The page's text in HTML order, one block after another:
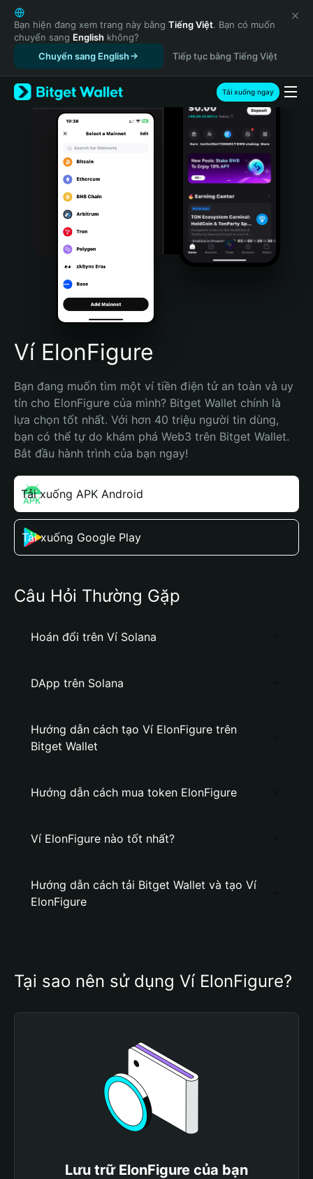
English
日本語
Tiếng Việt
Русский
Español (Latinoamérica)
Türkçe
Italiano
Português (Portugal)
Bahasa Indonesia
Português (Brasil)
Español (Argentina)
Bạn hiện đang xem trang này bằng Tiếng Việt. Bạn có muốn
chuyển sang English không?
Chuyển sang English
Tiếp tục bằng Tiếng Việt
Tải xuống ngay
Ví ElonFigure
Bạn đang muốn tìm một ví tiền điện tử an toàn và uy
tín cho ElonFigure của mình? Bitget Wallet chính là
lựa chọn tốt nhất. Với hơn 40 triệu người tin dùng,
bạn có thể tự do khám phá Web3 trên Bitget Wallet.
Bắt đầu hành trình của bạn ngay!
Tải xuống APK Android
Tải xuống Google Play
Câu Hỏi Thường Gặp
Hoán đổi trên Ví Solana
DApp trên Solana
Hướng dẫn cách tạo Ví ElonFigure trên
Bitget Wallet
Hướng dẫn cách mua token ElonFigure
Ví ElonFigure nào tốt nhất?
Hướng dẫn cách tải Bitget Wallet và tạo Ví
ElonFigure
Tại sao nên sử dụng Ví ElonFigure?
Lưu trữ ElonFigure của bạn